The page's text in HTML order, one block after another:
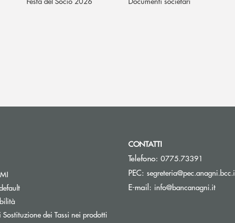
Apre una nuova finestra
Sostituzione dei Tassi nei prodotti
CONTATTI
Telefono: 0775.73391
PEC:
E-mail: info@bancanagni.it(si